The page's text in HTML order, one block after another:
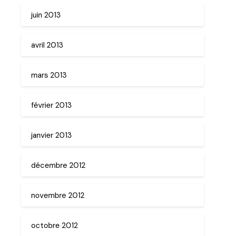
juin 2013
avril 2013
mars 2013
février 2013
janvier 2013
décembre 2012
novembre 2012
octobre 2012